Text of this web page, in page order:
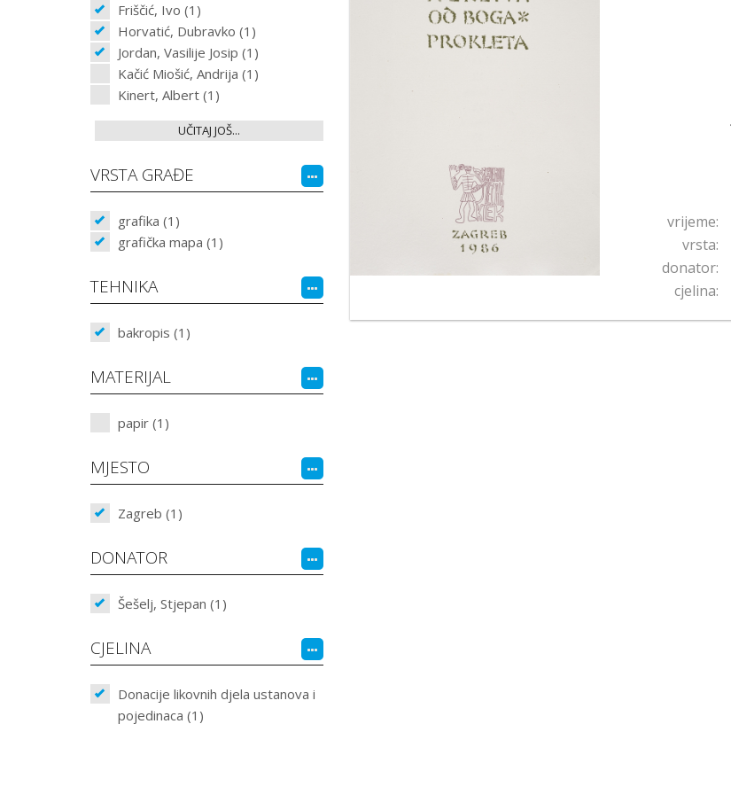
Friščić, Ivo (1)
Horvatić, Dubravko (1)
Jordan, Vasilije Josip (1)
Kačić Miošić, Andrija (1)
Kinert, Albert (1)
UČITAJ JOŠ...
VRSTA GRAĐE
grafika (1)
grafička mapa (1)
TEHNIKA
bakropis (1)
MATERIJAL
papir (1)
MJESTO
Zagreb (1)
DONATOR
Šešelj, Stjepan (1)
CJELINA
Donacije likovnih djela ustanova i
pojedinaca (1)
vrijeme:
vrsta:
donator:
cjelina: